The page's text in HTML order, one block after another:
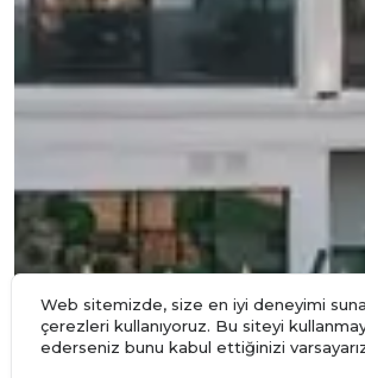
Web sitemizde, size en iyi deneyimi
çerezleri kullanıyoruz. Bu siteyi
ederseniz bunu kabul ettiğinizi